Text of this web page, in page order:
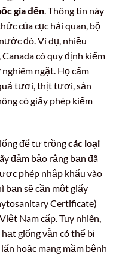
gia đến. Thông tin này
của cục hải quan, bộ
đó. Ví dụ, nhiều
có quy định kiểm
ngặt. Họ cấm
tươi, thịt tươi, sản
có giấy phép kiểm
để tự trồngcác loại
đảm bảo rằng bạn đã
phép nhập khẩu vào
bạn sẽ cần một giấy
Certificate)
Nam cấp. Tuy nhiên,
giống vẫn có thể bị
hoặc mang mầm bệnh